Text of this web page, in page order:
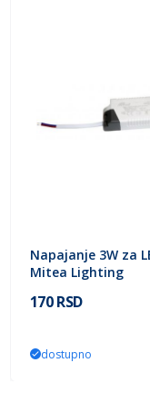
Napajanje 3W za
Mitea Lighting
170 RSD
dostupno